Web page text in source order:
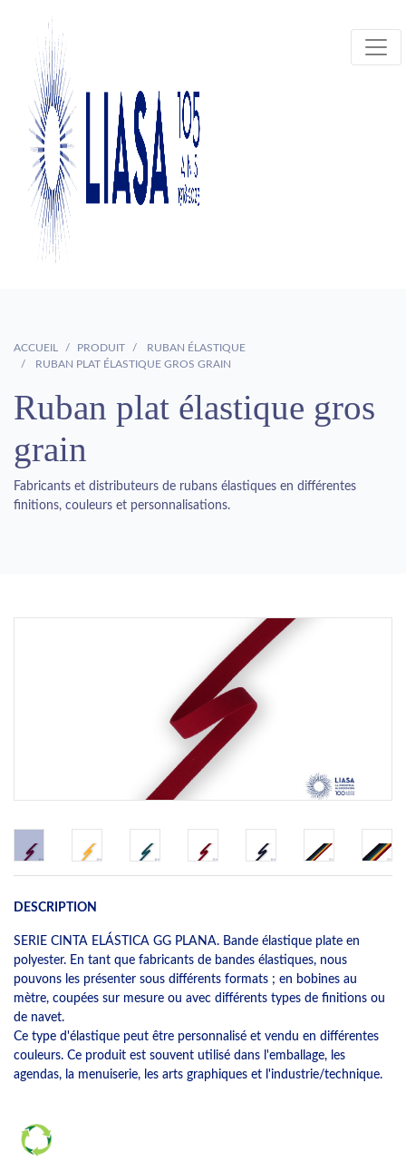
ACCUEIL PRODUIT
RUBAN ÉLASTIQUE
RUBAN PLAT ÉLASTIQUE GROS GRAIN
Ruban plat élastique gros
grain
Fabricants et distributeurs de rubans élastiques en différentes
finitions, couleurs et personnalisations.
DESCRIPTION
SERIE CINTA ELÁSTICA GG PLANA. Bande élastique plate en
polyester. En tant que fabricants de bandes élastiques, nous
pouvons les présenter sous différents formats ; en bobines au
mètre, coupées sur mesure ou avec différents types de finitions ou
de navet.
Ce type d'élastique peut être personnalisé et vendu en différentes
couleurs. Ce produit est souvent utilisé dans l'emballage, les
agendas, la menuiserie, les arts graphiques et l'industrie/technique.